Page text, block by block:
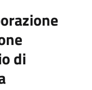
di